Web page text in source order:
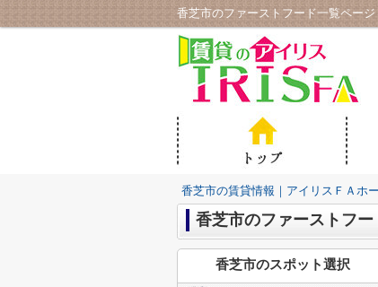
香芝市のファーストフード一覧ペー
香芝市の賃貸情報｜アイリスＦＡホ
香芝市のファーストフー
香芝市のスポット選択